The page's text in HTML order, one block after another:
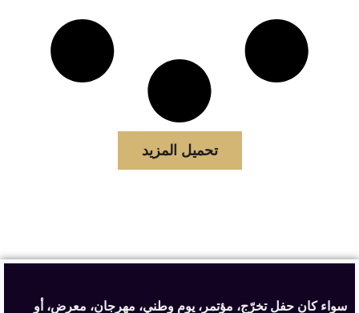
تحميل المزيد
سواء كان حفل تخرّج، مؤتمر، يوم وطني، مهرجان، معرض، أو